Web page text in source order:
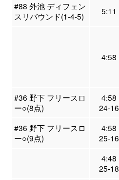
#88 外池 ディフェン
スリバウンド(1-4-5)
5:11
4:58
#36 野下 フリースロ
ー○(8点)
4:58
24-16
#36 野下 フリースロ
ー○(9点)
4:58
25-16
4:48
25-18